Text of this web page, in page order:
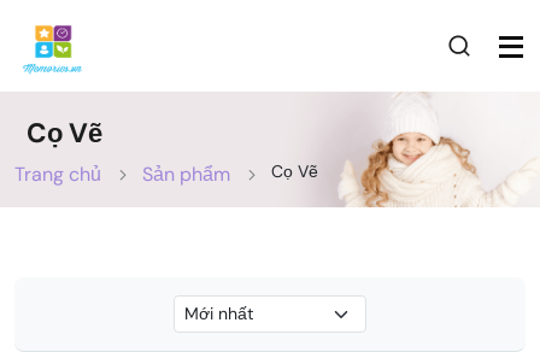
Cọ Vẽ
Trang chủ Sản phẩm Cọ Vẽ